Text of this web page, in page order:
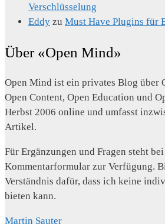
Verschlüsselung
Eddy zu Must Have Plugins für
Über «Open Mind»
Open Mind ist ein privates Blog über
Open Content, Open Education und
Herbst 2006 online und umfasst
Artikel.
Für Ergänzungen und Fragen steht
Kommentarformular zur Verfügung.
Verständnis dafür, dass ich keine
bieten kann.
Martin Sauter